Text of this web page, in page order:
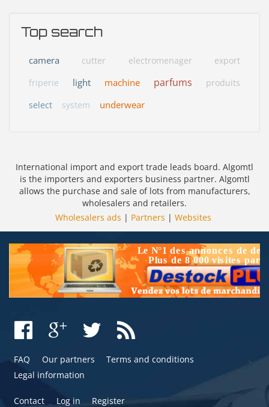
Top search
camera cutter electromenager
export
friperie
light machine parfums
produits
select
system underwear
International import and export trade leads board. Algomtl
is the importers and exporters business partner. Algomtl
allows the purchase and sale of lots from manufacturers,
wholesalers and retailers.
Wholesalers ads | Partners | Websites
FAQ Our partners
Terms and conditions
Legal information
Contact Log in Register